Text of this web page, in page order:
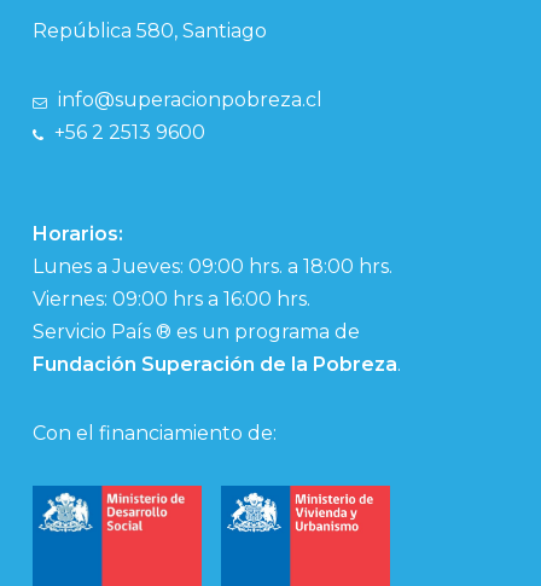
República 580, Santiago
info@superacionpobreza.cl
+56 2 2513 9600
Horarios:
Lunes a Jueves: 09:00 hrs. a 18:00 hrs.
Viernes: 09:00 hrs a 16:00 hrs.
Servicio País ® es un programa de
Fundación Superación de la Pobreza.
Con el financiamiento de: